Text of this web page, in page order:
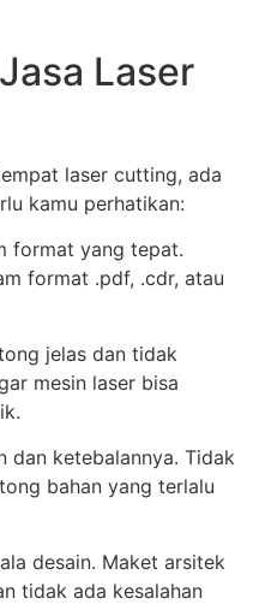
Laser
laser cutting, ada
kamu perhatikan:
format yang tepat.
format .pdf, .cdr, atau
jelas dan tidak
mesin laser bisa
dan ketebalannya. Tidak
bahan yang terlalu
desain. Maket arsitek
tidak ada kesalahan